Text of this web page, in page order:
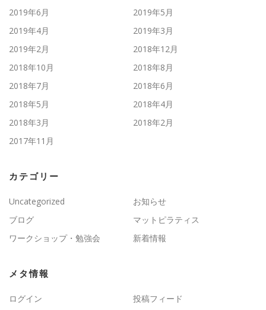
2019年6月
2019年5月
2019年4月
2019年3月
2019年2月
2018年12月
2018年10月
2018年8月
2018年7月
2018年6月
2018年5月
2018年4月
2018年3月
2018年2月
2017年11月
カテゴリー
Uncategorized
お知らせ
ブログ
マットピラティス
ワークショップ・勉強会
新着情報
メタ情報
ログイン
投稿フィード